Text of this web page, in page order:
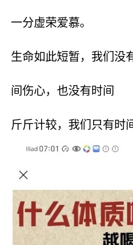
一分虚荣爱慕。
生命如此短暂，我们没
间伤心，也没有时间
斤斤计较，我们只有时